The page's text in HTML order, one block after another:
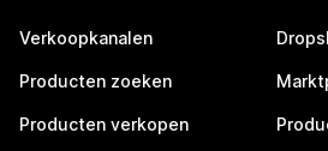
Verkoopkanalen
Producten zoeken
Producten verkopen